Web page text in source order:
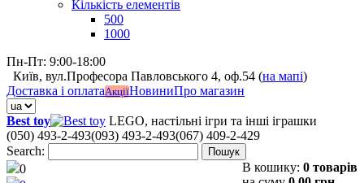
Кількість елементів
500
1000
Пн-Пт: 9:00-18:00
Київ, вул.Професора Павловського 4, оф.54 (на мапі)
Доставка і оплатаАкціїНовиниПро магазин
Best toy
LEGO, настільні ігри та інші іграшки
(050) 493-2-493(093) 493-2-493(067) 409-2-429
Search:
Пошук
0 В кошику: 0 товарів